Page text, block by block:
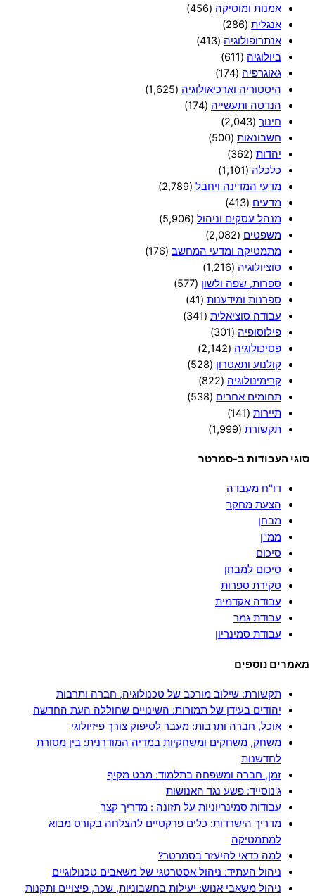
אמנות ומוסיקה (456)
אנגלית (286)
אנתרופולוגיה (413)
ביולוגיה (611)
גאוגרפיה (174)
היסטוריה וארכיאולוגיה (1,625)
הנדסה ותעשייה (174)
חינוך (2,043)
חשבונאות (500)
יהדות (362)
כלכלה (1,101)
מדעי המדינה ויחבל (2,789)
מדעים (413)
מנהל עסקים וניהול (5,906)
משפטים (2,082)
מתמטיקה ומדעי המחשב (176)
סוציולוגיה (1,216)
ספרות, שפה ולשון (577)
ספרנות ומידענות (41)
עבודה סוציאלית (341)
פילוסופיה (301)
פסיכולוגיה (2,142)
קולנוע ותאטרון (528)
קרימינולוגיה (822)
תחומים אחרים (538)
תיירות (141)
תקשורת (1,999)
סוגי העבודות ב-סמרטר
דו"ח מעבדה
הצעת מחקר
מבחן
ממ"ן
סיכום
סיכום למבחן
סקירת ספרות
עבודה אקדמית
עבודת גמר
עבודת סמינריון
מאמרים נוספים
תקשורת: שילוב מורכב של טכנולוגיה, חברה ותרבות
יהודים בעידן של תמורות: השינויים שחוללה העת החדשה
אוכל, חברה ותרבות: מעבר לסיפוק צורך פיזיולוגי
משחק, משחקים ומשחקיות במדיה המודרנית: בין מסורת
לחדשנות
זמן, חברה ומשפחה בתלמוד: מבט מקיף
ג'נוסייד: פשע נגד האנושות
עבודות סמינריוניות על תזונה : מדריך קצר
מדריך הישרדות: כלים פרקטיים להצלחה בקורס מבוא
למתמטיקה
למה כדאי להיעזר בסמרטר?
ניהול העתיד: ניהול אסטרטגי של משאבים טכנולוגיים
ניהול משאבי אנוש: יעילות בחשבוניות, שכר, פיצויים ותקנות